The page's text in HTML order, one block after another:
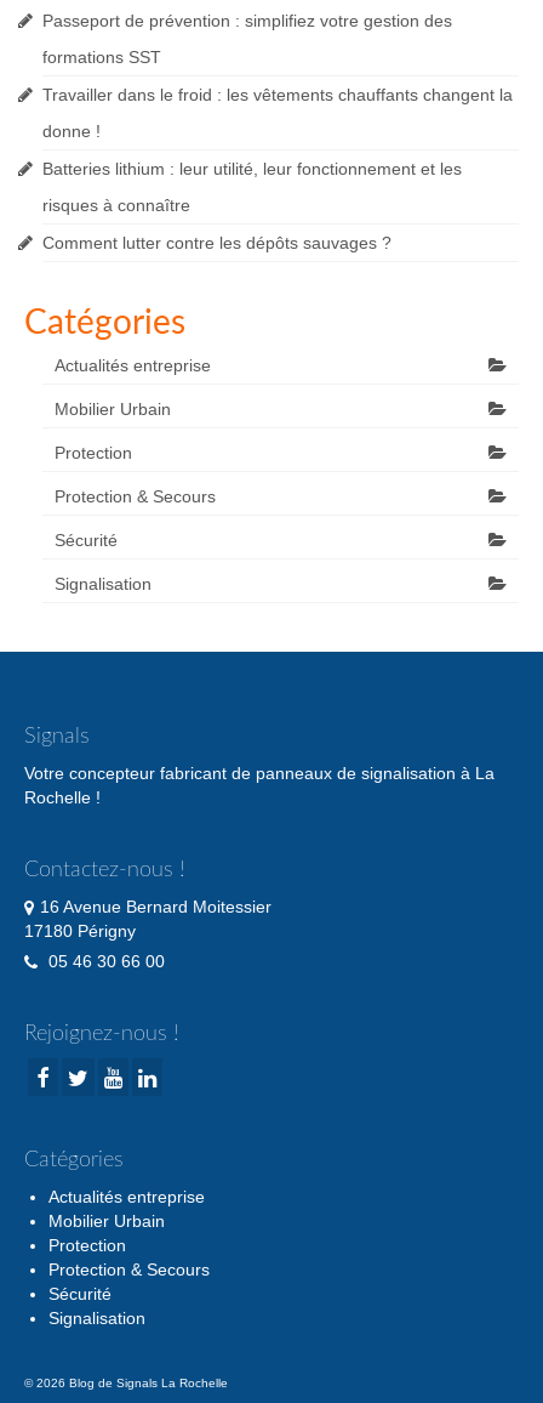
Passeport de prévention : simplifiez votre gestion des
formations SST
Travailler dans le froid : les vêtements chauffants changent la
donne !
Batteries lithium : leur utilité, leur fonctionnement et les
risques à connaître
Comment lutter contre les dépôts sauvages ?
Catégories
Actualités entreprise
Mobilier Urbain
Protection
Protection & Secours
Sécurité
Signalisation
Signals
Votre concepteur fabricant de panneaux de signalisation à La
Rochelle !
Contactez-nous !
16 Avenue Bernard Moitessier
17180 Périgny
05 46 30 66 00
Rejoignez-nous !
Catégories
Actualités entreprise
Mobilier Urbain
Protection
Protection & Secours
Sécurité
Signalisation
© 2026 Blog de Signals La Rochelle